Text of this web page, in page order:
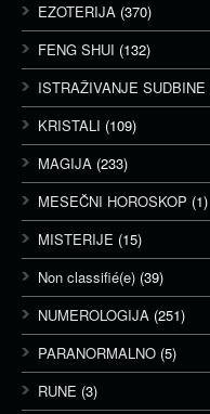
EZOTERIJA (370)
FENG SHUI (132)
ISTRAŽIVANJE SUDBINE
KRISTALI (109)
MAGIJA (233)
MESEČNI HOROSKOP (1)
MISTERIJE (15)
Non classifié(e) (39)
NUMEROLOGIJA (251)
PARANORMALNO (5)
RUNE (3)